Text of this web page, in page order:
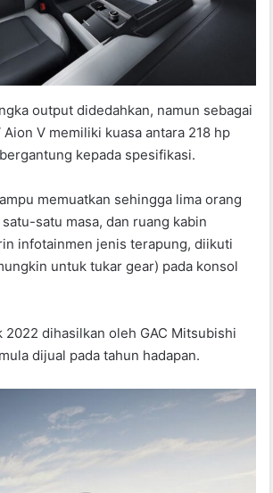
output didedahkan, namun sebagai
V memiliki kuasa antara 218 hp
kepada spesifikasi.
memuatkan sehingga lima orang
satu masa, dan ruang kabin
infotainmen jenis terapung, diikuti
untuk tukar gear) pada konsol
dihasilkan oleh GAC Mitsubishi
dijual pada tahun hadapan.